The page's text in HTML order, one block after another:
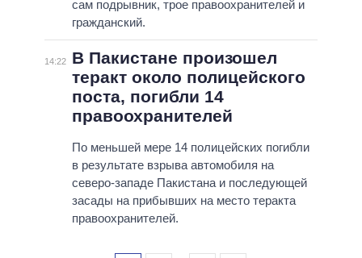
сам подрывник, трое правоохранителей и
гражданский.
14:22
В Пакистане произошел
теракт около полицейского
поста, погибли 14
правоохранителей
По меньшей мере 14 полицейских погибли
в результате взрыва автомобиля на
северо-западе Пакистана и последующей
засады на прибывших на место теракта
правоохранителей.